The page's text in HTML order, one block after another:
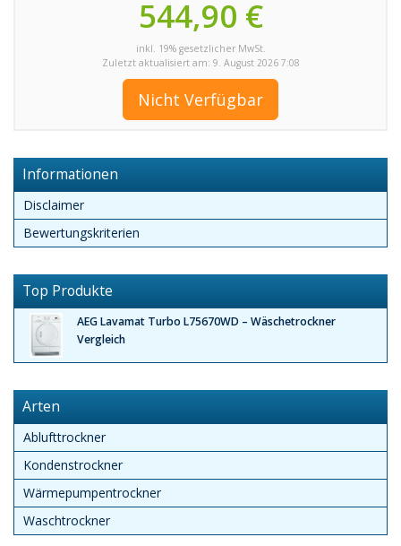
544,90 €
inkl. 19% gesetzlicher MwSt.
Zuletzt aktualisiert am: 9. August 2026 7:08
Nicht Verfügbar
Informationen
Disclaimer
Bewertungskriterien
Top Produkte
AEG Lavamat Turbo L75670WD – Wäschetrockner
Vergleich
Arten
Ablufttrockner
Kondenstrockner
Wärmepumpentrockner
Waschtrockner